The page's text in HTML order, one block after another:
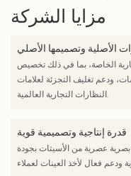
مزايا الشركة
الأصلية وتصميمها الأصلي
الخاصة، بما في ذلك تخصيص
ودعم تغليف التجزئة لعلامات
النظارات التجارية العالمية.
قدرة إنتاجية وتصميمية قوية
عصرية من الأسيتات بجودة